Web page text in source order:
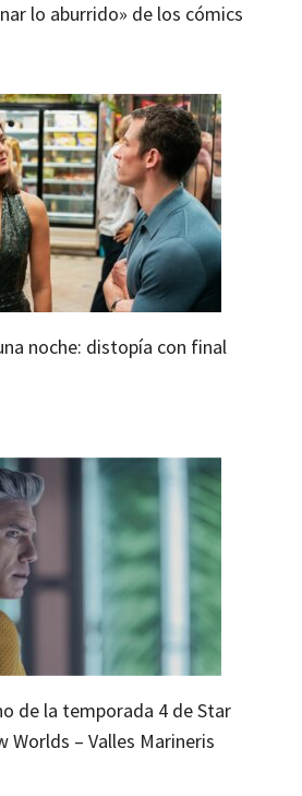
lo aburrido» de los cómics
noche: distopía con final
de la temporada 4 de Star
Worlds – Valles Marineris